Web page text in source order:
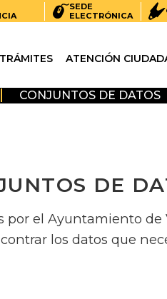
SEDE
ELECTRÓNICA
TRÁMITES ATENCIÓN
CONJUNTOS DE DATOS
DE
el Ayuntamiento
los datos que